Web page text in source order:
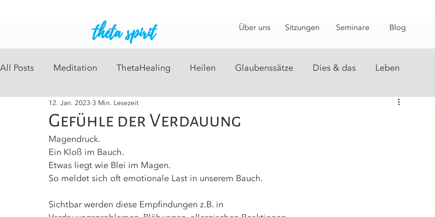
theta spirit Über uns Sitzungen Seminare Blog
All Posts Meditation ThetaHealing Heilen Glaubenssätze Dies & das Leben
Intuitive Readings Psychosomatisch
Gefühle der Verdauung
12. Jan. 2023 3 Min. Lesezeit
Magendruck.
Ein Kloß im Bauch.
Etwas liegt wie Blei im Magen.
So meldet sich oft emotionale Last in unserem Bauch.
Sichtbar werden diese Empfindungen z.B. in